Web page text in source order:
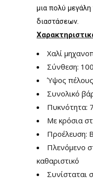
μια πολύ
διαστάσεων.
Χαλί
Σύνθεση:
Ύψος
Συνολικό
Πυκνότητα:
Με κρόσια
Προέλευση:
Πλενόμενο
καθαριστικό
Συνίσταται